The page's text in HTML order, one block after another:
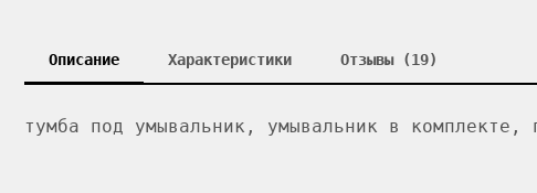
Описание Характеристики Отзывы (19)
тумба под умывальник, умывальник в